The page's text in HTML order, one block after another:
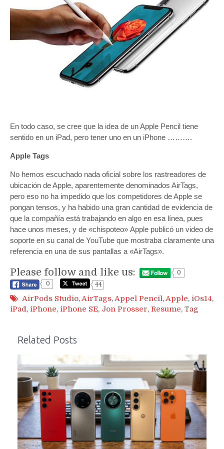
En todo caso, se cree que la idea de un Apple Pencil tiene
sentido en un iPad, pero tener uno en un iPhone ……….
Apple Tags
No hemos escuchado nada oficial sobre los rastreadores de
ubicación de Apple, aparentemente denominados AirTags,
pero eso no ha impedido que los competidores de Apple se
pongan tensos, y ha habido una gran cantidad de evidencia de
que la compañía está trabajando en algo en esa línea, pues
hace unos meses, y de «chispoteo» Apple publicó un video de
soporte en su canal de YouTube que mostraba claramente una
referencia en una de sus pantallas a «AirTags».
Please follow and like us:
0
0
44
AirPods Studio,AirTags,Appel Pencil,Apple, iOs14,
iPad, iPhone, iPhone SE, Jon Prosser, Resume, Tag
Related Posts